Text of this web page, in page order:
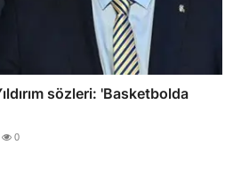
sözleri: 'Basketbolda
0